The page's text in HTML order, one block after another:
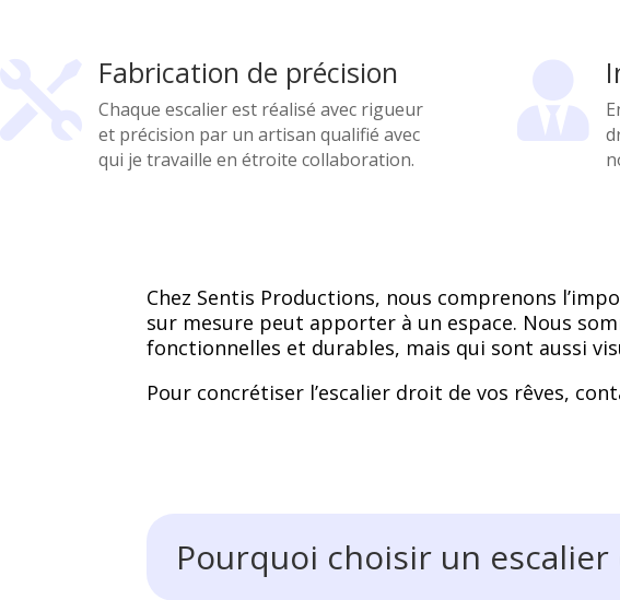
Fabrication de précision
Chaque escalier est réalisé avec rigueur
et précision par un artisan qualifié avec
qui je travaille en étroite collaboration.
Chez Sentis Productions, nous comprenons
sur mesure peut apporter à un espace. Nous
fonctionnelles et durables, mais qui sont aussi
Pour concrétiser l’escalier droit de vos rêves,
Pourquoi choisir un